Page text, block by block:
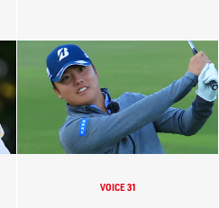
VOICE 31